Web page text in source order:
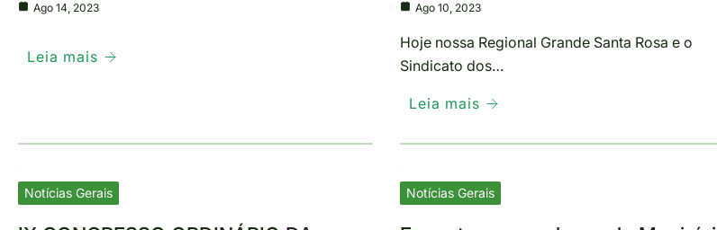
Ago 14, 2023
Leia mais
Ago 10, 2023
Hoje nossa Regional Grande Santa Rosa e o
Sindicato dos…
Leia mais
Notícias Gerais Notícias Gerais